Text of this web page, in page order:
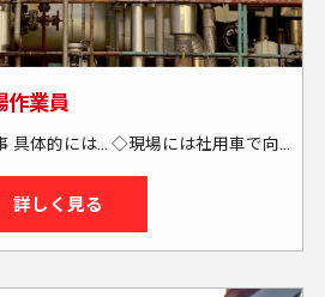
作業員
詳しく見る